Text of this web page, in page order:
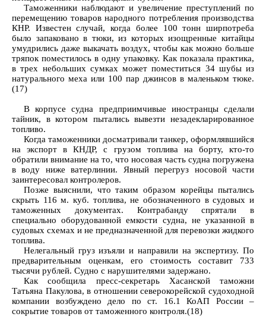
Таможенники наблюдают и увеличение преступлений по
перемещению товаров народного потребления производства
КНР. Известен случай, когда более 100 тонн ширпотреба
было запаковано в тюки, из которых изощренные китайцы
умудрились даже выкачать воздух, чтобы как можно больше
тряпок поместилось в одну упаковку. Как показала практика,
в трех небольших сумках может поместиться 34 шубы из
натурального меха или 100 пар джинсов в маленьком тюке.
(17)
В корпусе судна предприимчивые иностранцы сделали
тайник, в котором пытались вывезти незадекларированное
топливо.
Когда таможенники досматривали танкер, оформлявшийся
на экспорт в КНДР, с грузом топлива на борту, кто-то
обратили внимание на то, что носовая часть судна погружена
в воду ниже ватерлинии. Явный перегруз носовой части
заинтересовал контролеров.
Позже выяснили, что таким образом корейцы пытались
скрыть 116 м. куб. топлива, не обозначенного в судовых и
таможенных документах. Контрабанду спрятали в
специально оборудованной емкости судна, не указанной в
судовых схемах и не предназначенной для перевозки жидкого
топлива.
Нелегальный груз изъяли и направили на экспертизу. По
предварительным оценкам, его стоимость составит 733
тысячи рублей. Судно с нарушителями задержано.
Как сообщила пресс-секретарь Хасанской таможни
Татьяна Пакулова, в отношении северокорейской судоходной
компании возбуждено дело по ст. 16.1 КоАП России –
сокрытие товаров от таможенного контроля.(18)